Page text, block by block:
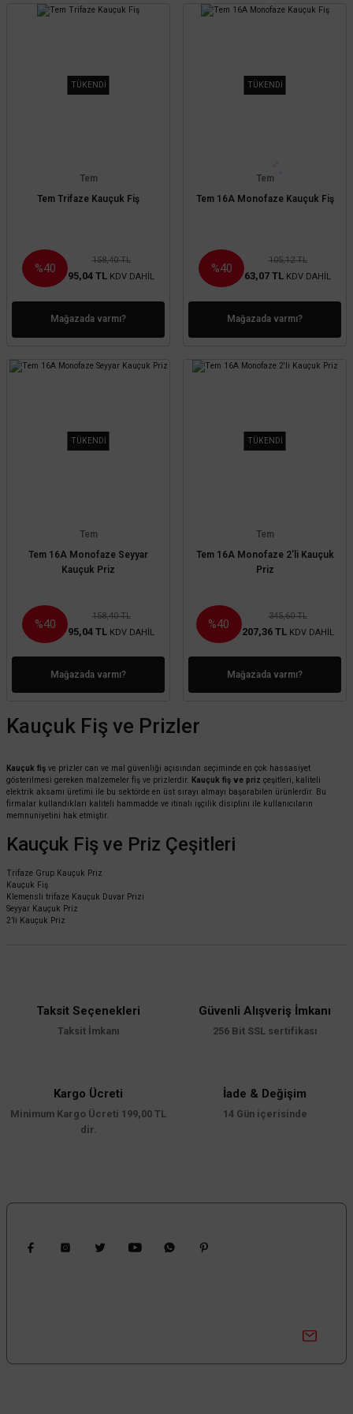
TÜKENDİ
Tem
Tem Trifaze Kauçuk Fiş
%40
158,40 TL
95,04 TL KDV DAHİL
Mağazada varmı?
TÜKENDİ
Tem
Tem 16A Monofaze Kauçuk Fiş
%40
105,12 TL
63,07 TL KDV DAHİL
Mağazada varmı?
TÜKENDİ
Tem
Tem 16A Monofaze Seyyar
Kauçuk Priz
%40
158,40 TL
95,04 TL KDV DAHİL
Mağazada varmı?
TÜKENDİ
Tem
Tem 16A Monofaze 2'li Kauçuk
Priz
%40
345,60 TL
207,36 TL KDV DAHİL
Mağazada varmı?
Kauçuk Fiş ve Prizler
Kauçuk fiş ve prizler can ve mal güvenliği açısından seçiminde en çok hassasiyet
gösterilmesi gereken malzemeler fiş ve prizlerdir. Kauçuk fiş ve priz çeşitleri, kaliteli
elektrik aksamı üretimi ile bu sektörde en üst sırayı almayı başarabilen ürünlerdir. Bu
firmalar kullandıkları kaliteli hammadde ve itinalı işçilik disiplini ile kullanıcıların
memnuniyetini hak etmiştir.
Kauçuk Fiş ve Priz Çeşitleri
Trifaze Grup Kauçuk Priz
Kauçuk Fiş
Klemensli trifaze Kauçuk Duvar Prizi
Seyyar Kauçuk Priz
2’li Kauçuk Priz
Taksit Seçenekleri
Taksit İmkanı
Güvenli Alışveriş İmkanı
256 Bit SSL sertifikası
Kargo Ücreti
Minimum Kargo Ücreti 199,00 TL
dir.
İade & Değişim
14 Gün içerisinde